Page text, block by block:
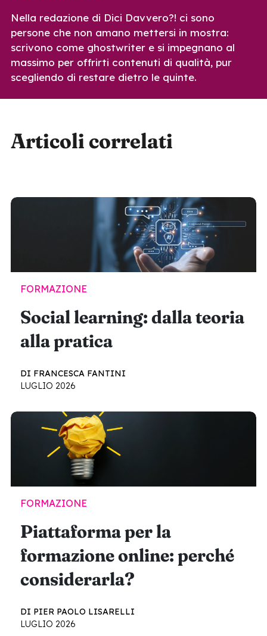
Nella redazione di Dici Davvero?! ci sono
persone che non amano mettersi in mostra:
scrivono come ghostwriter e si impegnano al
massimo per offrirti contenuti di qualità, pur
scegliendo di restare dietro le quinte.
Articoli correlati
FORMAZIONE
Social learning: dalla teoria
alla pratica
DI FRANCESCA FANTINI
LUGLIO 2026
FORMAZIONE
Piattaforma per la
formazione online: perché
considerarla?
DI PIER PAOLO LISARELLI
LUGLIO 2026